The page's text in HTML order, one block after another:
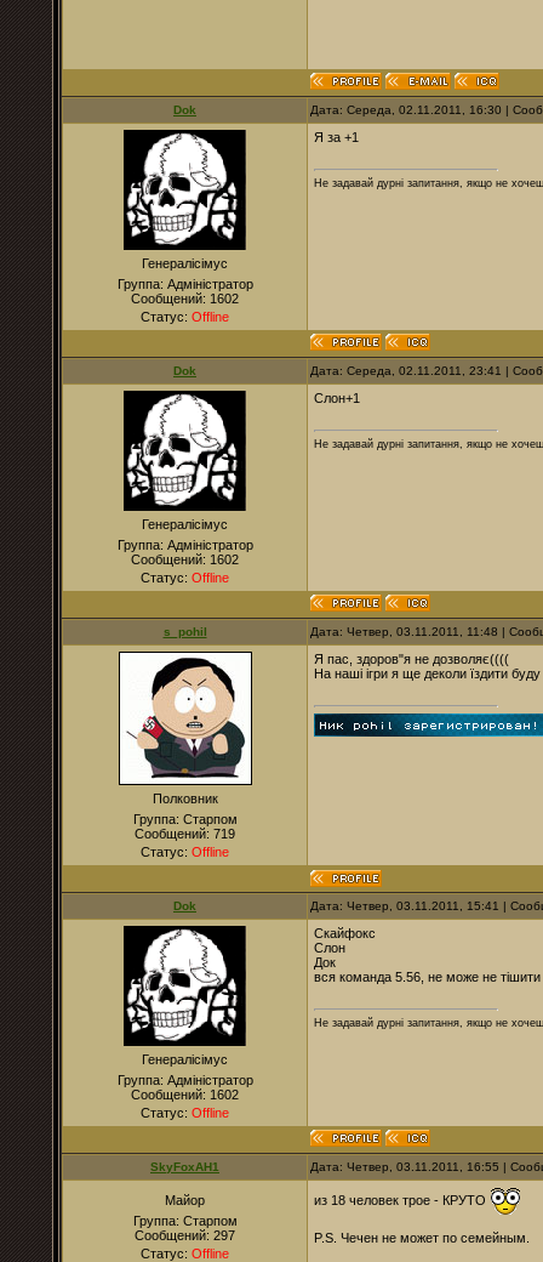
Dok Дата: Середа, 02.11.2011, 16:30 |
Генералісімус
Группа: Адміністратор
Сообщений: 1602
Статус: Offline
Я за +1
Не задавай дурні запитання, якщо не
Dok Дата: Середа, 02.11.2011, 23:41 |
Генералісімус
Группа: Адміністратор
Сообщений: 1602
Статус: Offline
Слон+1
Не задавай дурні запитання, якщо не
s_pohil Дата: Четвер, 03.11.2011, 11:48 |
Полковник
Группа: Старпом
Сообщений: 719
Статус: Offline
Я пас, здоров"я не дозволяє((((
На наші ігри я ще деколи їздити
Dok Дата: Четвер, 03.11.2011, 15:41 |
Генералісімус
Группа: Адміністратор
Сообщений: 1602
Статус: Offline
Скайфокс
Слон
Док
вся команда 5.56, не може не тішити
Не задавай дурні запитання, якщо не
SkyFoxAH1 Дата: Четвер, 03.11.2011, 16:55 |
Майор
Группа: Старпом
Сообщений: 297
Статус: Offline
из 18 человек трое - КРУТО
P.S. Чечен не может по семейным.